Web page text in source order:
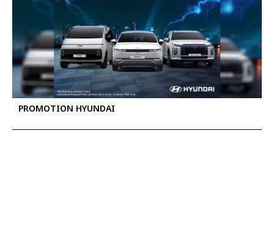
PROMOTION HYUNDAI